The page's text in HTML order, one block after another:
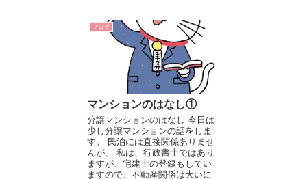
ブログ
マンションのはなし①
分譲マンションのはなし 今日は
少し分譲マンションの話をしま
す。 民泊には直接関係ありませ
んが、 私は、行政書士ではあり
ますが、宅建士の登録もしてい
ますので、不動産関係は大いに